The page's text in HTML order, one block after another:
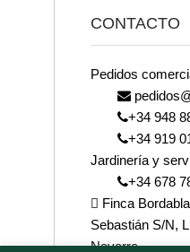
CONTACTO
Pedidos
+34 948
+34 919
Jardinería y
+34 678
Finca
Sebastián S/N,
Navarra